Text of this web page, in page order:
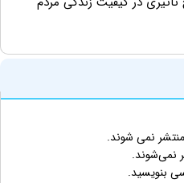
نمی شوند.
نمی‌شوند.
بنویسید.